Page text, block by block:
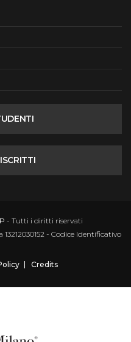
- Tutti i diritti riservati
- Codice Identificativo
Credits